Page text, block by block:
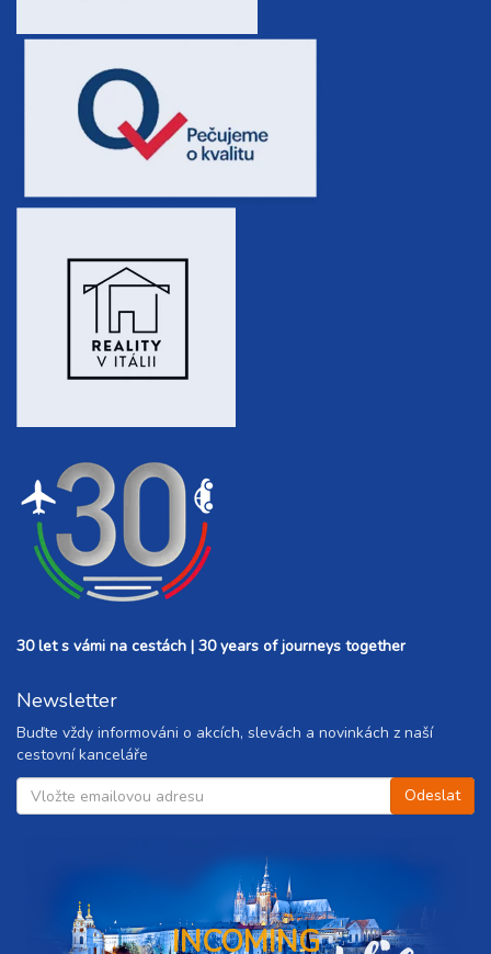
30 let s vámi na cestách | 30 years of journeys together
Newsletter
Buďte vždy informováni o akcích, slevách a novinkách z naší
cestovní kanceláře
INCOMING